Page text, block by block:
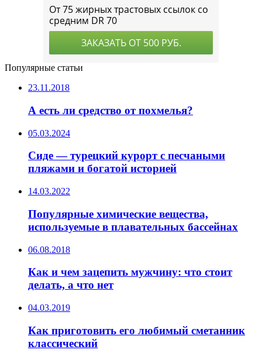
Популярные статьи
23.11.2018
А есть ли средство от похмелья?
05.03.2024
Сиде — турецкий курорт с песчаными
пляжами и богатой историей
14.03.2022
Популярные химические вещества,
используемые в плавательных бассейнах
06.08.2018
Как и чем зацепить мужчину: что стоит
делать, а что нет
04.03.2019
Как приготовить его любимый сметанник
классический